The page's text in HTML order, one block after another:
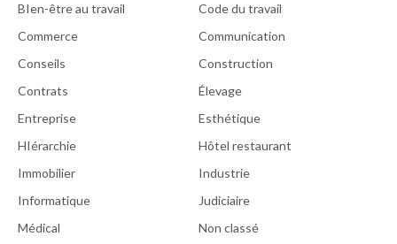
BIen-être au travail
Code du travail
Commerce
Communication
Conseils
Construction
Contrats
Élevage
Entreprise
Esthétique
HIérarchie
Hôtel restaurant
Immobilier
Industrie
Informatique
Judiciaire
Médical
Non classé